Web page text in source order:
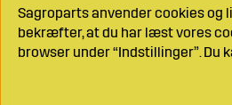
Sagroparts anvender cookies og
bekræfter, at du har læst vores
browser under “Indstillinger”. Du